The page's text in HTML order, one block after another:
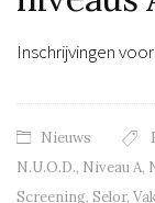
Inschrijvingen
Nieuws
N.U.O.D., Niveau A,
Screening, Selor,